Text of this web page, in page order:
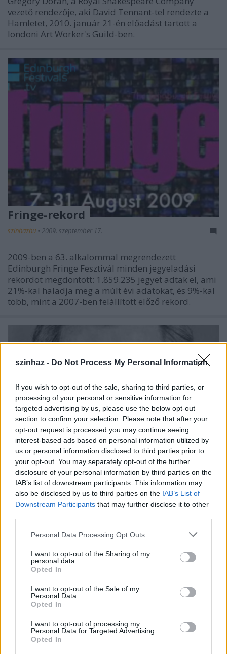
szinhaz - Do Not Process My Personal Information
If you wish to opt-out of the sale, sharing to third parties, or
processing of your personal or sensitive information for
targeted advertising by us, please use the below opt-out
section to confirm your selection. Please note that after your
opt-out request is processed you may continue seeing
interest-based ads based on personal information utilized by
us or personal information disclosed to third parties prior to
your opt-out. You may separately opt-out of the further
disclosure of your personal information by third parties on the
IAB’s list of downstream participants. This information may
also be disclosed by us to third parties on the IAB’s List of
Downstream Participants that may further disclose it to other
Please note that this website/app uses one or more Google
not limited to your visit or usage behaviour. You may click to
grant or deny consent to Google and its third-party tags to
use your data for below specified purposes in below Google
consent section.
Personal Data Processing Opt Outs
I want to opt-out of the Sharing of my
personal data.
Opted In
I want to opt-out of the Sale of my
Personal Data.
Opted In
I want to opt-out of processing my
Personal Data for Targeted Advertising.
Opted In
vezető rendezője, aki David Tennant-tel rendezte a
Hamletet, 2010. január 21-én előadást tartott a
londoni Art Worker's Guild-ben.
Fringe-rekord
szinhazhu • 2009. szeptember 17.
2009-ben a 63. alkalommal megrendezett
Edinburgh Fringe Fesztivál minden jegyeladási
rekordot megdöntött: 1.859.235 jegyet adtak el, ami
21%-kal haladja meg a múlt évi adatokat, és 9%-kal
több, mint a 2007-ben felállított előző rekord.
Árvácska premier
szinhazhu•2009. szeptember 17.
Szakközépiskola Színész II. szakképzésének 14.
bemutatásra a Móricz Zsigmond Árvácska című
regényének felhasználásával készült azonos című
Vidovszky György…